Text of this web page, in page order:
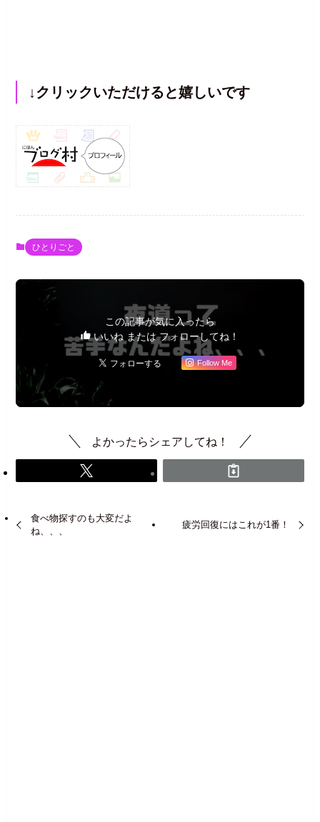
↓クリックいただけると嬉しいです
ひとりごと
この記事が気に入ったら
いいね または フォローしてね！
Follow Me
よかったらシェアしてね！
食べ物探すのも大変だよ
ね、、、
疲労回復にはこれが1番！